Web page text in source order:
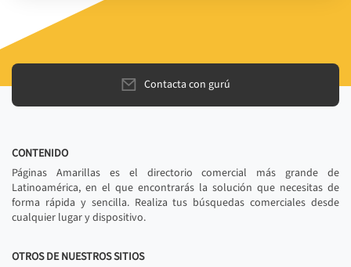
Contacta con gurú
CONTENIDO
Páginas Amarillas es el directorio comercial más grande de
Latinoamérica, en el que encontrarás la solución que necesitas de
forma rápida y sencilla. Realiza tus búsquedas comerciales desde
cualquier lugar y dispositivo.
OTROS DE NUESTROS SITIOS